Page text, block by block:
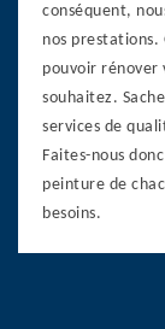
conséquent,
nos prestations.
pouvoir rénover
souhaitez.
services de
Faites-nous
peinture de
besoins.